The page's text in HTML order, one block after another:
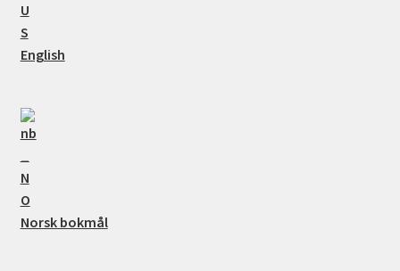
English
Norsk bokmål